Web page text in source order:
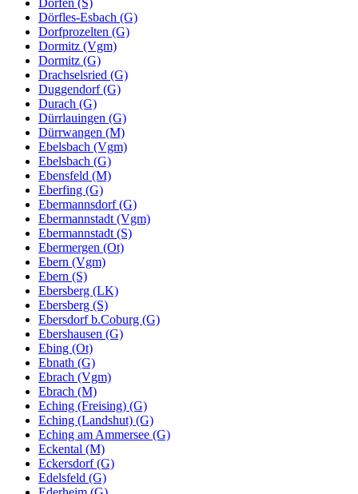
Dörfles-Esbach (G)
Dorfprozelten (G)
Dormitz (Vgm)
Dormitz (G)
Drachselsried (G)
Duggendorf (G)
Durach (G)
Dürrlauingen (G)
Dürrwangen (M)
Ebelsbach (Vgm)
Ebelsbach (G)
Ebensfeld (M)
Eberfing (G)
Ebermannsdorf (G)
Ebermannstadt (Vgm)
Ebermannstadt (S)
Ebermergen (Ot)
Ebern (Vgm)
Ebern (S)
Ebersberg (LK)
Ebersberg (S)
Ebersdorf b.Coburg (G)
Ebershausen (G)
Ebing (Ot)
Ebnath (G)
Ebrach (Vgm)
Ebrach (M)
Eching (Freising) (G)
Eching (Landshut) (G)
Eching am Ammersee (G)
Eckental (M)
Eckersdorf (G)
Edelsfeld (G)